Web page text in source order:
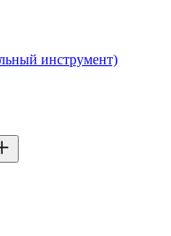
инструмент)